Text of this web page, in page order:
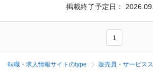
掲載終了予定日：
1
転職・求人情報サイトのtype 販売員・サービス